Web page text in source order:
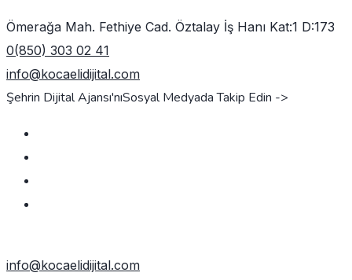
Ömerağa Mah. Fethiye Cad. Öztalay İş Hanı Kat:1 D:173
0(850) 303 02 41
info@kocaelidijital.com
Şehrin Dijital Ajansı'nıSosyal Medyada Takip Edin ->
info@kocaelidijital.com